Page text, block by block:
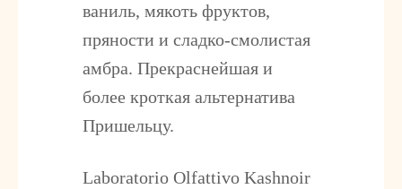
ваниль, мякоть фруктов,
пряности и сладко-смолистая
амбра. Прекраснейшая и
более кроткая альтернатива
Пришельцу.
Laboratorio Olfattivo Kashnoir